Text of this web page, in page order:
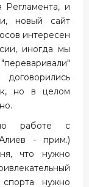
Регламента, и
новый сайт
интересен
иногда мы
но в целом
работе с
- прим.)
что нужно
нужно